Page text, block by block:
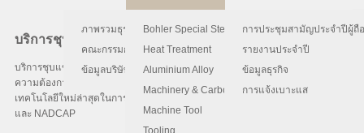
ภาพรวมธุรกิจ
คณะกรรมการบริษัท
ข้อมูลบริษัท
Bohler Special Steel
Heat Treatment
Aluminium Alloy
Machinery & Carbon Steels
Machine Tool
Tooling
การประชุมสามัญประจำปีผู้ถื
รายงานประจำปี
ข้อมูลธุรกิจ
การแจ้งเบาะแส
บริการชุบแข็งโลหะ
บริการชุบแข็งเหล็ก บริการอบชุบด้วยความร้อน เป็นบริการที่บริษัทต้องการสนอง
ความต้องการให้กับลูกค้าแบบครบวงจรและเพิ่มมูลค่าให้กับผลิตภัณฑ์โดยใช้
เทคโนโลยีใหม่ล่าสุดในการชุบด้วยมาตรฐาน ISO9001 , IATF16949 , AS9100
และ NADCAP